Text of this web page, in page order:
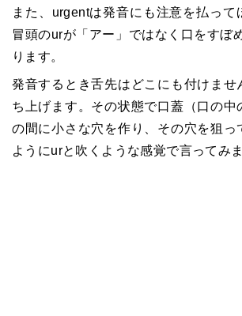
また、urgentは発音にも注意を払って
冒頭のurが「アー」ではなく口をすぼ
ります。
発音するとき舌先はどこにも付けませ
ち上げます。その状態で口蓋（口の中
の間に小さな穴を作り、その穴を狙っ
ようにurと吹くような感覚で言ってみま